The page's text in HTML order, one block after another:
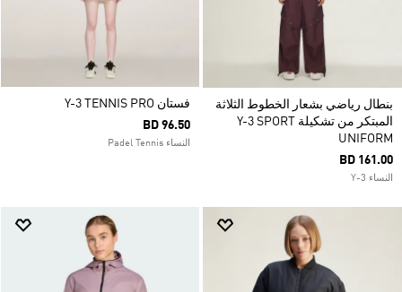
بنطال رياضي بشعار الخطوط الثلاثة
المبتكر من تشكيلة Y-3 SPORT
UNIFORM
BD 161.00
النساء Y-3
فستان Y-3 TENNIS PRO
BD 96.50
النساء Padel Tennis